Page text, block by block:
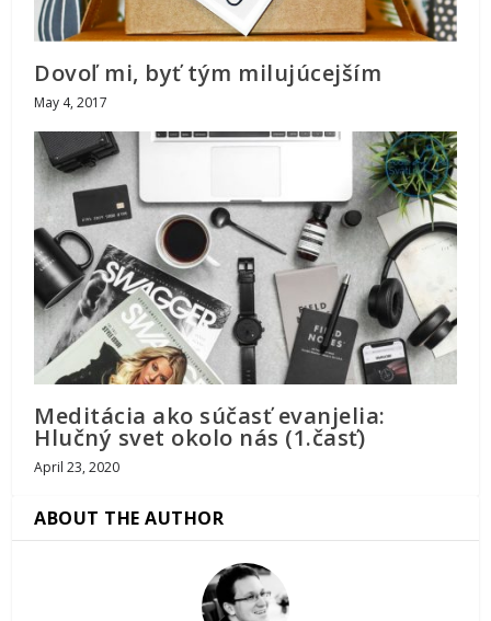
Dovoľ mi, byť tým milujúcejším
May 4, 2017
Meditácia ako súčasť evanjelia:
Hlučný svet okolo nás (1.časť)
April 23, 2020
ABOUT THE AUTHOR